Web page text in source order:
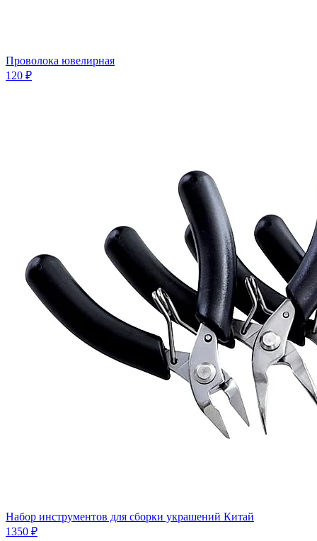
Проволока ювелирная
120 ₽
Набор инструментов для сборки украшений Китай
1350 ₽